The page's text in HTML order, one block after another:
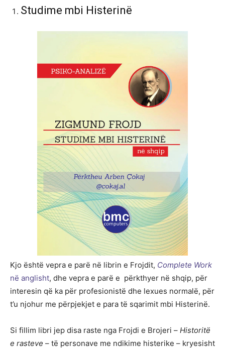
Studime mbi Histerinë
Kjo është vepra e parë në librin e Frojdit, Complete Work
në anglisht, dhe vepra e parë e përkthyer në shqip, për
interesin që ka për profesionistë dhe lexues normalë, për
t’u njohur me përpjekjet e para të sqarimit mbi Histerinë.
Si fillim libri jep disa raste nga Frojdi e Brojeri – Historitë
e rasteve – të personave me ndikime histerike – kryesisht